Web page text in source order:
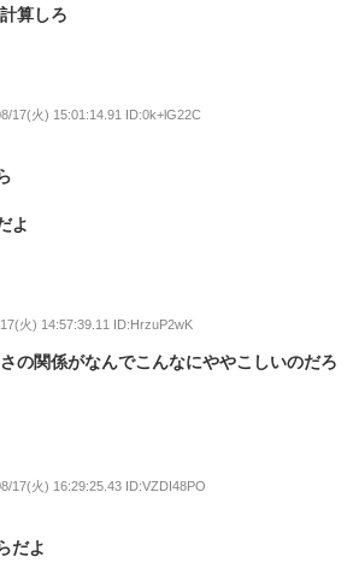
算しろ
17(火) 15:01:14.91 ID:0k+lG22C
よ
火) 14:57:39.11 ID:HrzuP2wK
の関係がなんでこんなにややこしいのだろ
17(火) 16:29:25.43 ID:VZDI48PO
だよ